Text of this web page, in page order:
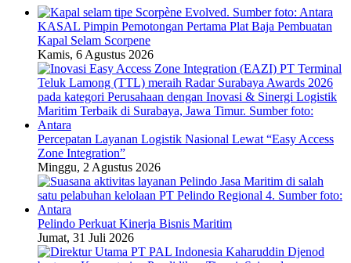
KASAL Pimpin Pemotongan Pertama Plat Baja Pembuatan
Kapal Selam Scorpene
Kamis, 6 Agustus 2026
Percepatan Layanan Logistik Nasional Lewat “Easy Access
Zone Integration”
Minggu, 2 Agustus 2026
Pelindo Perkuat Kinerja Bisnis Maritim
Jumat, 31 Juli 2026